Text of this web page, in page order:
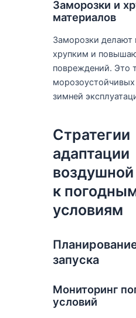
Заморозки и
материалов
Заморозки делают
хрупким и
повреждений. Это
зимней
Стратегии
адаптации
к
условиям
запуска
Мониторинг
условий